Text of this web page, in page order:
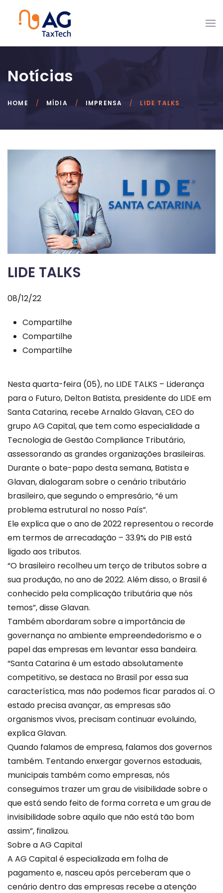
Notícias
HOME MÍDIA IMPRENSA LIDE TALKS
LIDE TALKS
08/12/22
Compartilhe
Compartilhe
Compartilhe
Nesta quarta-feira (05), no LIDE TALKS – Liderança
para o Futuro, Delton Batista, presidente do LIDE em
Santa Catarina, recebe Arnaldo Glavan, CEO do
grupo AG Capital, que tem como especialidade a
Tecnologia de Gestão Compliance Tributário,
assessorando as grandes organizações brasileiras.
Durante o bate-papo desta semana, Batista e
Glavan, dialogaram sobre o cenário tributário
brasileiro, que segundo o empresário, “é um
problema estrutural no nosso País”.
Ele explica que o ano de 2022 representou o recorde
em termos de arrecadação – 33.9% do PIB está
ligado aos tributos.
“O brasileiro recolheu um terço de tributos sobre a
sua produção, no ano de 2022. Além disso, o Brasil é
conhecido pela complicação tributária que nós
temos”, disse Glavan.
Também abordaram sobre a importância de
governança no ambiente empreendedorismo e o
papel das empresas em levantar essa bandeira.
“Santa Catarina é um estado absolutamente
competitivo, se destaca no Brasil por essa sua
característica, mas não podemos ficar parados aí. O
estado precisa avançar, as empresas são
organismos vivos, precisam continuar evoluindo,
explica Glavan.
Quando falamos de empresa, falamos dos governos
também. Tentando enxergar governos estaduais,
municipais também como empresas, nós
conseguimos trazer um grau de visibilidade sobre o
que está sendo feito de forma correta e um grau de
invisibilidade sobre aquilo que não está tão bom
assim”, finalizou.
Sobre a AG Capital
A AG Capital é especializada em folha de
pagamento e, nasceu após perceberam que o
cenário dentro das empresas recebe a atenção